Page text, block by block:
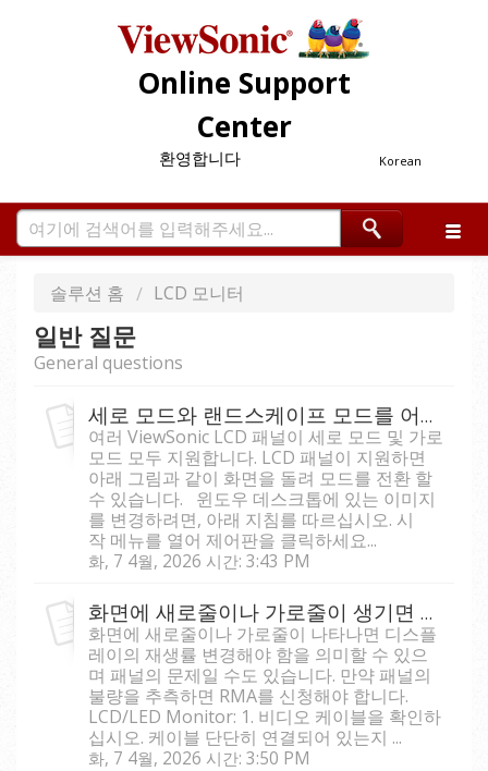
Online Support
Center
Korean
환영합니다
솔루션 홈 LCD 모니터
일반 질문
General questions
세로 모드와 랜드스케이프 모드를 어떻게 설정합니까?
여러 ViewSonic LCD 패널이 세로 모드 및 가로
모드 모두 지원합니다. LCD 패널이 지원하면
아래 그림과 같이 화면을 돌려 모드를 전환 할
수 있습니다. 윈도우 데스크톱에 있는 이미지
를 변경하려면, 아래 지침를 따르십시오. 시
작 메뉴를 열어 제어판을 클릭하세요...
화, 7 4월, 2026 시간: 3:43 PM
화면에 새로줄이나 가로줄이 생기면 어떻게 하나요?
화면에 새로줄이나 가로줄이 나타나면 디스플
레이의 재생률 변경해야 함을 의미할 수 있으
며 패널의 문제일 수도 있습니다. 만약 패널의
불량을 추측하면 RMA를 신청해야 합니다.
LCD/LED Monitor: 1. 비디오 케이블을 확인하
십시오. 케이블 단단히 연결되어 있는지 ...
화, 7 4월, 2026 시간: 3:50 PM